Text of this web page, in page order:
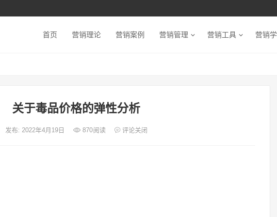
首页 营销理论 营销案例 营销管理 营销工具 营销
关于毒品价格的弹性分析
发布: 2022年4月19日 870阅读 评论关闭